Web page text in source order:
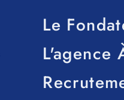
Le
L'agence